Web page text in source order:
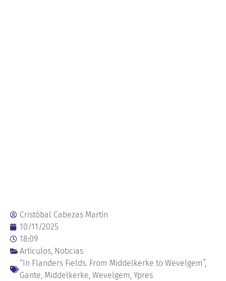
Cristóbal Cabezas Martín
10/11/2025
18:09
Artículos Noticias
“In Flanders Fields. From Middelkerke to Wevelgem”,
Gante Middelkerke Wevelgem Ypres